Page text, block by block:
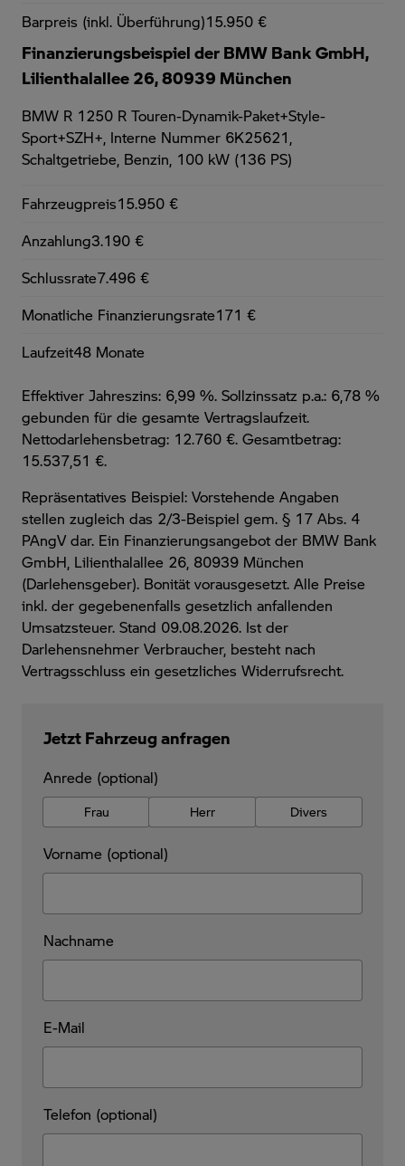
Barpreis (inkl. Überführung)15.950 €
Finanzierungsbeispiel der BMW Bank GmbH,
Lilienthalallee 26, 80939 München
BMW R 1250 R Touren-Dynamik-Paket+Style-
Sport+SZH+, Interne Nummer 6K25621,
Schaltgetriebe, Benzin, 100 kW (136 PS)
Fahrzeugpreis15.950 €
Anzahlung3.190 €
Schlussrate7.496 €
Monatliche Finanzierungsrate171 €
Laufzeit48 Monate
Effektiver Jahreszins: 6,99 %. Sollzinssatz p.a.: 6,78 %
gebunden für die gesamte Vertragslaufzeit.
Nettodarlehensbetrag: 12.760 €. Gesamtbetrag:
15.537,51 €.
Repräsentatives Beispiel: Vorstehende Angaben
stellen zugleich das 2/3-Beispiel gem. § 17 Abs. 4
PAngV dar. Ein Finanzierungsangebot der BMW Bank
GmbH, Lilienthalallee 26, 80939 München
(Darlehensgeber). Bonität vorausgesetzt. Alle Preise
inkl. der gegebenenfalls gesetzlich anfallenden
Umsatzsteuer. Stand 09.08.2026. Ist der
Darlehensnehmer Verbraucher, besteht nach
Vertragsschluss ein gesetzliches Widerrufsrecht.
Jetzt Fahrzeug anfragen
Anrede (optional)
Frau Herr Divers
Vorname (optional)
Nachname
E-Mail
Telefon (optional)